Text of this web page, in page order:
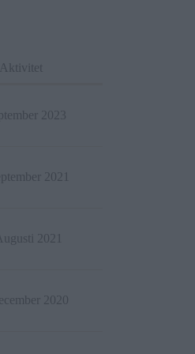
Aktivitet
2023
2021
2021
2020